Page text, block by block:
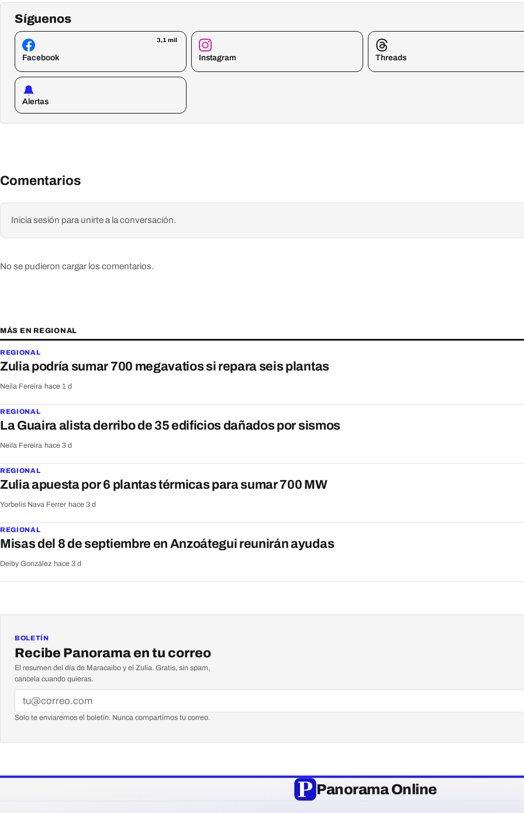
Síguenos
3,1 mil
Facebook Instagram Threads
Alertas
Comentarios
Inicia sesión para unirte a la conversación.
No se pudieron cargar los comentarios.
MÁS EN REGIONAL
REGIONAL
Zulia podría sumar 700 megavatios si repara seis plantas
Neila Fereira hace 1 d
REGIONAL
La Guaira alista derribo de 35 edificios dañados por sismos
Neila Fereira hace 3 d
REGIONAL
Zulia apuesta por 6 plantas térmicas para sumar 700 MW
Yorbelis Nava Ferrer hace 3 d
REGIONAL
Misas del 8 de septiembre en Anzoátegui reunirán ayudas
Deiby González hace 3 d
BOLETÍN
Recibe Panorama en tu correo
El resumen del día de Maracaibo y el Zulia. Gratis, sin spam,
cancela cuando quieras.
Solo te enviaremos el boletín. Nunca compartimos tu correo.
Panorama Online